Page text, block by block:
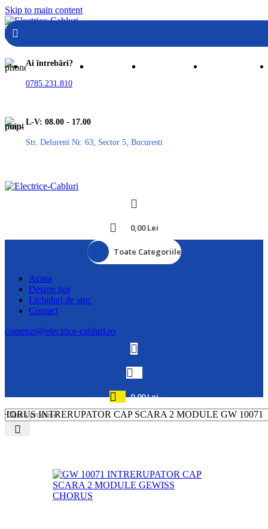
Skip to main content
Ai întrebări?
0785.231.810
L-V: 08.00 - 17.00
Str. Delureni Nr. 63, Sector 5, Bucuresti
0,00Lei
Toate Categoriile
Acasa
Despre noi
Lichidari de stoc
Contact
comenzi@electrice-cabluri.ro
0,00Lei
INTRERUPATOR CAP SCARA 2 MODULE GW 10071